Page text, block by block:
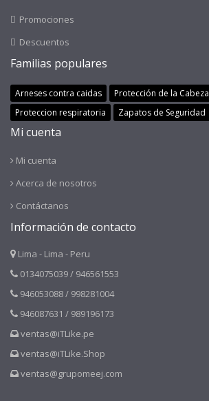
Promociones
Descuentos
Familias populares
Arneses contra caidas
Protección de la Cabeza
Proteccion respiratoria
Zapatos de Seguridad
Mi cuenta
Mi cuenta
Acerca de nosotros
Contáctanos
Información de contacto
Lima - Lima - Peru
0134075039 / 946561553
946053088 / 998281004
946087631 / 989196173
ventas@iTLike.pe
ventas@iTLike.Shop
ventas@grupomeej.com